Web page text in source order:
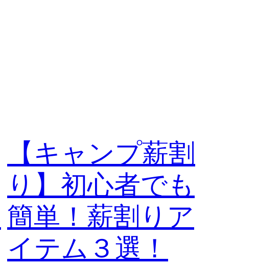
【キャンプ薪割
り】初心者でも
簡単！薪割りア
イテム３選！